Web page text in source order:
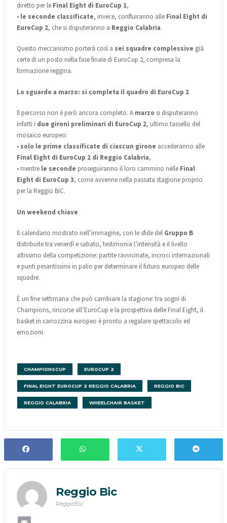
diretto per le Final Eight di EuroCup 1,
• le seconde classificate, invece, confluiranno alle Final Eight di
EuroCup 2, che si disputeranno a Reggio Calabria.
Questo meccanismo porterà così a sei squadre complessive già
certe di un posto nella fase finale di EuroCup 2, compresa la
formazione reggina.
Lo sguardo a marzo: si completa il quadro di EuroCup 2
Il percorso non è però ancora completo. A marzo si disputeranno
infatti i due gironi preliminari di EuroCup 2, ultimo tassello del
mosaico europeo:
• solo le prime classificate di ciascun girone accederanno alle
Final Eight di EuroCup 2 di Reggio Calabria,
• mentre le seconde proseguiranno il loro cammino nelle Final
Eight di EuroCup 3, come avvenne nella passata stagione proprio
per la Reggio BiC.
Un weekend chiave
Il calendario mostrato nell’immagine, con le sfide del Gruppo B
distribuite tra venerdì e sabato, testimonia l’intensità e il livello
altissimo della competizione: partite ravvicinate, incroci internazionali
e punti pesantissimi in palio per determinare il futuro europeo delle
squadre.
È un fine settimana che può cambiare la stagione: tra sogni di
Champions, rincorse all’EuroCup e la prospettiva delle Final Eight, il
basket in carrozzina europeo è pronto a regalare spettacolo ed
emozioni.
CHAMPIONSCUP EUROCUP 2
FINAL EIGHT EUROCUP 2 REGGIO CALABRIA REGGIO BIC
REGGIO CALABRIA WHEELCHAIR BASKET
Reggio Bic
ReggioBic